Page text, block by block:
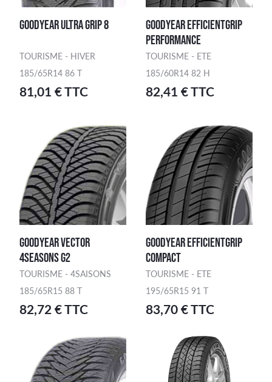
GOODYEAR ULTRA GRIP 8
TOURISME - HIVER
185/65R14 86 T
81,01 € TTC
GOODYEAR EFFICIENTGRIP
PERFORMANCE
TOURISME - ETE
185/60R14 82 H
82,41 € TTC
GOODYEAR VECTOR
4SEASONS G2
TOURISME - 4SAISONS
185/65R15 88 T
82,72 € TTC
GOODYEAR EFFICIENTGRIP
COMPACT
TOURISME - ETE
195/65R15 91 T
83,70 € TTC